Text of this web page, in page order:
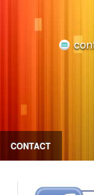
CONTACT